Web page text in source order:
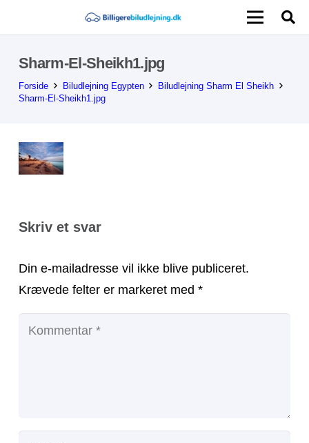
Sharm-El-Sheikh1.jpg
Forside Biludlejning Egypten
Biludlejning Sharm El Sheikh
Sharm-El-Sheikh1.jpg
Skriv et svar
Din e-mailadresse vil ikke blive publiceret.
Krævede felter er markeret med *